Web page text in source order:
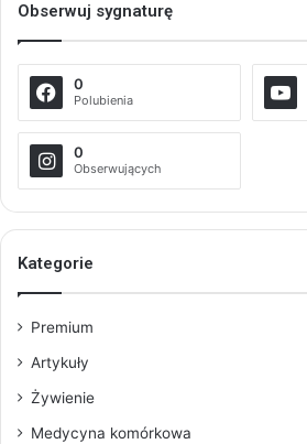
Obserwuj sygnaturę
0
Polubienia
0
Obserwujących
Kategorie
Premium
Artykuły
Żywienie
Medycyna komórkowa